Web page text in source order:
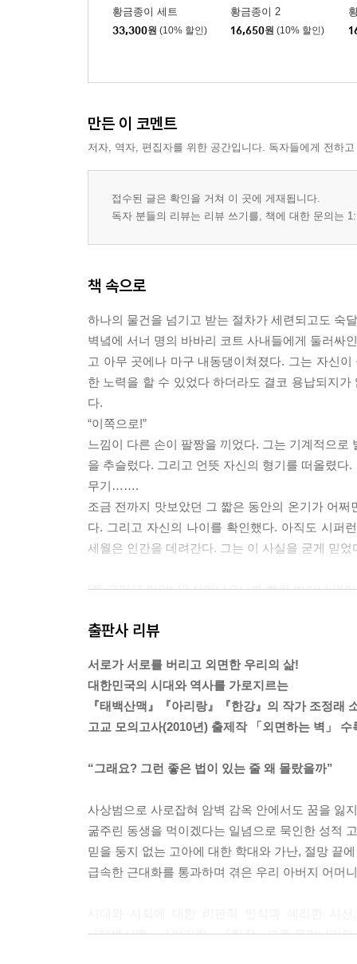
황금종이 세트
33,300원 (10% 할인)
황금종이 2
16,650원 (10% 할인)
만든 이 코멘트
저자, 역자, 편집자를 위한 공간입니다. 독자들에게 전하
접수된 글은 확인을 거쳐 이 곳에 게재됩니다.
독자 분들의 리뷰는 리뷰 쓰기를, 책에 대한 문의는
책 속으로
하나의 물건을 넘기고 받는 절차가 세련되고도 숙
벽녘에 서너 명의 바바리 코트 사내들에게 둘러싸
고 아무 곳에나 마구 내동댕이쳐졌다. 그는 자신
한 노력을 할 수 있었다 하더라도 결코 용납되지
다.
“이쪽으로!”
느낌이 다른 손이 팔짱을 끼었다. 그는 기계적으
을 추슬렀다. 그리고 언뜻 자신의 형기를 떠올렸다.
무기…….
조금 전까지 맛보았던 그 짧은 동안의 온기가 어
다. 그리고 자신의 나이를 확인했다. 아직도 시퍼
세월은 인간을 데려간다. 그는 이 사실을 굳게 믿
“뭘 그러고 앉았니? 살아났으니까 빨랑 밥이나 먹어
“안 돼, 경찰에 알려야 해.”
“캬아, 이거 사람 웃기는데. 너 폼 좀 그만 써라.
야. 알아들어?”
“그치만 이건…….”
“운수에 번갯불 쳐서 경찰이 나섰다 치자. 그것들
고, 중국집에서 당하고는 왜 또 죽치고 있었니?
진길이는 모든 걸 훤히 알고 있는 것같이 당당했
“아주먼네 윗집에서 초상이 난 모양이죠?”
한 여자가 참을 수 없다는 듯 불쑥 물었고,
출판사 리뷰
서로가 서로를 버리고 외면한 우리의 삶!
대한민국의 시대와 역사를 가로지르는
『태백산맥』『아리랑』『한강』의 작가 조정래
고교 모의고사(2010년) 출제작 「외면하는 벽」 수
“그래요? 그런 좋은 법이 있는 줄 왜 몰랐을까”
사상범으로 사로잡혀 암벽 감옥 안에서도 꿈을 잃
굶주린 동생을 먹이겠다는 일념으로 묵인한 성적
믿을 둥지 없는 고아에 대한 학대와 가난, 절망 끝
급속한 근대화를 통과하며 겪은 우리 아버지 어머
『태백산맥』『아리랑』『한강』으로 우리나라